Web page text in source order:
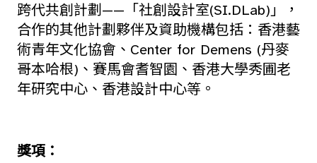
跨代共創計劃——「社創設計室(SI.DLab)」，
合作的其他計劃夥伴及資助機構包括：香港藝
術青年文化協會、Center for Demens (丹麥
哥本哈根)、賽馬會耆智園、香港大學秀圃老
年研究中心、香港設計中心等。
獎項：